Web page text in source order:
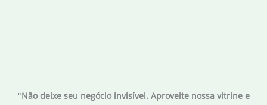
"Não deixe seu negócio invisível. Aproveite nossa vitrine e